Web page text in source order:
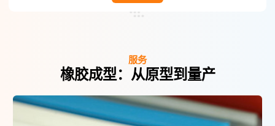
服务
橡胶成型：从原型到量产